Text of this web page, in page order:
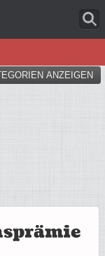
ANZEIGEN